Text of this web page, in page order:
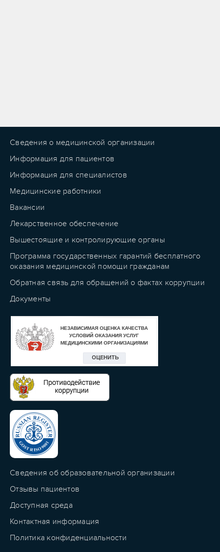
Сведения о медицинской организации
Информация для пациентов
Информация для специалистов
Медицинские работники
Вакансии
Лекарственное обеспечение
Вышестоящие и контролирующие органы
Программа государственных гарантий бесплатного
оказания медицинской помощи гражданам
Обратная связь для обращений о фактах коррупции
Документы
Сведения об образовательной организации
Отзывы пациентов
Доступная среда
Контактная информация
Политика конфиденциальности